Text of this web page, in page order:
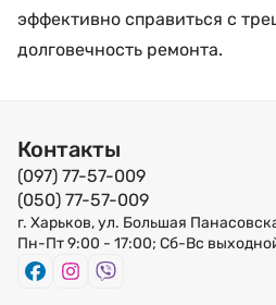
эффективно справиться с
долговечность ремонта.
Контакты
(097) 77-57-009
(050) 77-57-009
г. Харьков, ул. Большая
Пн-Пт 9:00 - 17:00; Сб-Вс